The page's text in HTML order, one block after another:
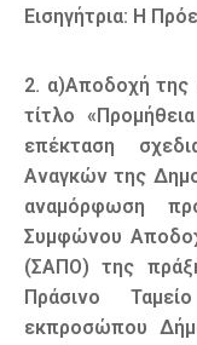
Εισηγήτρια: Η
2. α)Αποδοχή της
τίτλο
επέκταση
Αναγκών της
αναμόρφωση
Συμφώνου
(ΣΑΠΟ) της
Πράσινο
εκπροσώπου